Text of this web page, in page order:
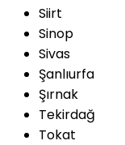
Siirt
Sinop
Sivas
Şanlıurfa
Şırnak
Tekirdağ
Tokat